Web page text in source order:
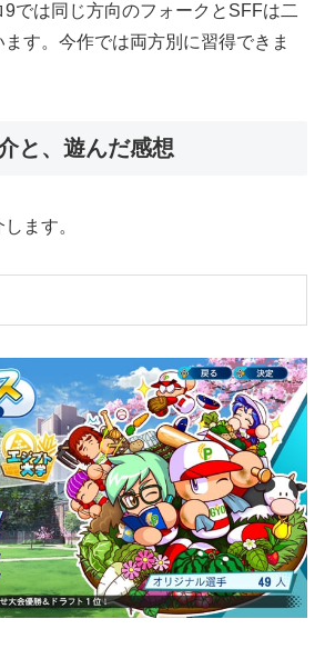
では同じ方向のフォークとSFFは二
す。今作では両方別に習得できま
と、遊んだ感想
ます。